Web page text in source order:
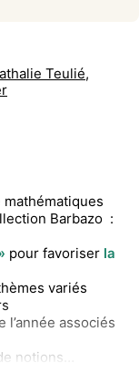
Teulié,
Barbazo :
pour favoriser la
variés
l’année associés
notions